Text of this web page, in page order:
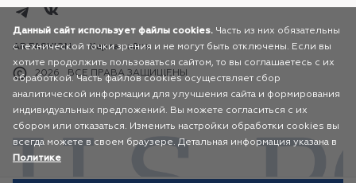
2026 ВСЕ ПРАВА ЗАЩИЩЕНЫ
AR FASHION Карта сайта
Данный сайт использует файлы cookies. Часть из них обязательны
с технической точки зрения и не могут быть отключены. Если вы
хотите продолжить пользоваться сайтом, то вы соглашаетесь с их
обработкой. Часть файлов cookies осуществляет сбор
аналитической информации для улучшения сайта и формирования
индивидуальных предложений. Вы можете согласиться с их
сбором или отказаться. Изменить настройки обработки cookies вы
всегда можете в своем браузере. Детальная информация указана в
Политике